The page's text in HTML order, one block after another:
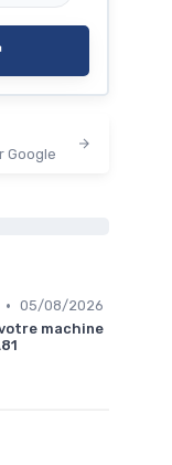
Google
• 05/08/2026
machine